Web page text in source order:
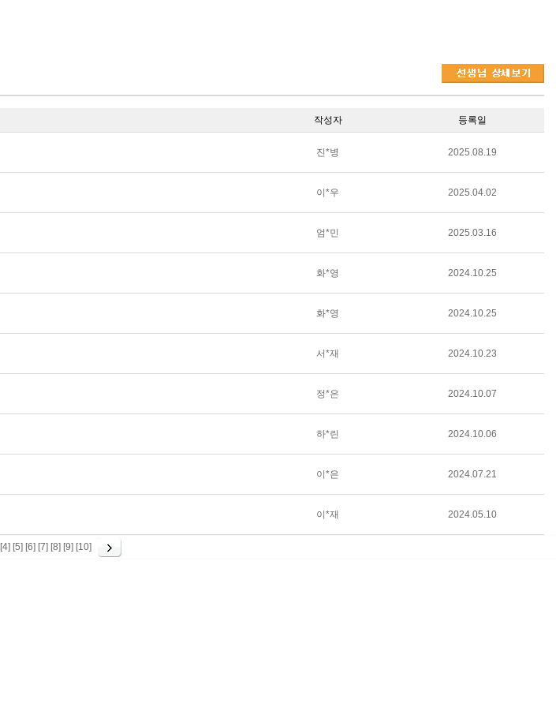
작성자 등록일
진*병 2025.08.19
이*우 2025.04.02
엄*민 2025.03.16
화*영 2024.10.25
화*영 2024.10.25
서*재 2024.10.23
정*은 2024.10.07
하*린 2024.10.06
이*은 2024.07.21
이*재 2024.05.10
[4] [5] [6] [7] [8] [9] [10]